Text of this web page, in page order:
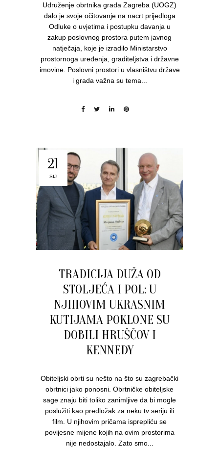
Udruženje obrtnika grada Zagreba (UOGZ)
dalo je svoje očitovanje na nacrt prijedloga
Odluke o uvjetima i postupku davanja u
zakup poslovnog prostora putem javnog
natječaja, koje je izradilo Ministarstvo
prostornoga uređenja, graditeljstva i državne
imovine. Poslovni prostori u vlasništvu države
i grada važna su tema...
21
SIJ
TRADICIJA DUŽA OD
STOLJEĆA I POL: U
NJIHOVIM UKRASNIM
KUTIJAMA POKLONE SU
DOBILI HRUŠČOV I
KENNEDY
Obiteljski obrti su nešto na što su zagrebački
obrtnici jako ponosni. Obrtničke obiteljske
sage znaju biti toliko zanimljive da bi mogle
poslužiti kao predložak za neku tv seriju ili
film. U njihovim pričama isprepliću se
povijesne mijene kojih na ovim prostorima
nije nedostajalo. Zato smo...